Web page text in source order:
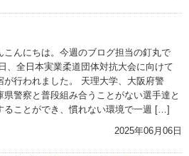
こんにちは。今週のブログ担当の釘丸で
、全日本実業柔道団体対抗大会に向けて
が行われました。 天理大学、大阪府警
県警察と普段組み合うことがない選手達と
ることができ、慣れない環境で一週 […]
2025年06月06日